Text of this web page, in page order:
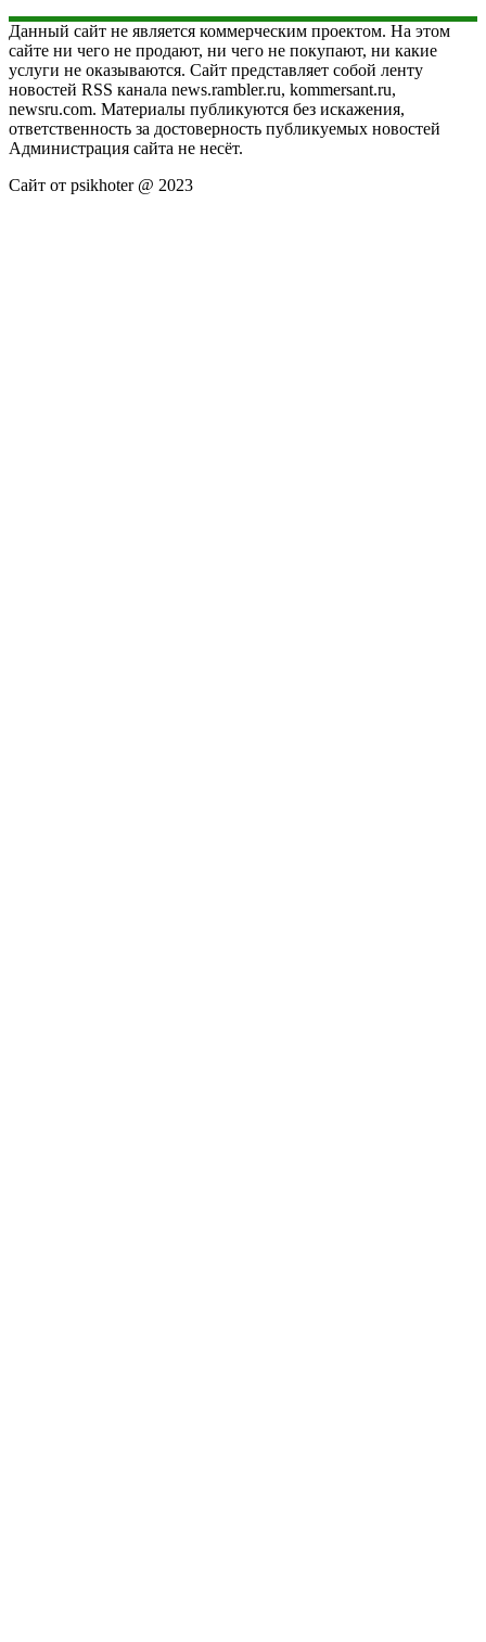
Данный сайт не является коммерческим проектом. На этом
сайте ни чего не продают, ни чего не покупают, ни какие
услуги не оказываются. Сайт представляет собой ленту
новостей RSS канала news.rambler.ru, kommersant.ru,
newsru.com. Материалы публикуются без искажения,
ответственность за достоверность публикуемых новостей
Администрация сайта не несёт.
Сайт от psikhoter @ 2023